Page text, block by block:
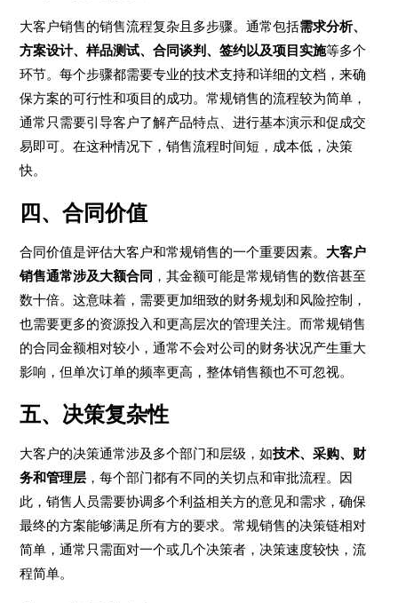
大客户销售的销售流程复杂且多步骤。通常包括需求分析、
方案设计、样品测试、合同谈判、签约以及项目实施等多个
环节。每个步骤都需要专业的技术支持和详细的文档，来确
保方案的可行性和项目的成功。常规销售的流程较为简单，
通常只需要引导客户了解产品特点、进行基本演示和促成交
易即可。在这种情况下，销售流程时间短，成本低，决策
快。
四、合同价值
合同价值是评估大客户和常规销售的一个重要因素。 大客户
销售通常涉及大额合同 ，其金额可能是常规销售的数倍甚至
数十倍。这意味着，需要更加细致的财务规划和风险控制，
也需要更多的资源投入和更高层次的管理关注。而常规销售
的合同金额相对较小，通常不会对公司的财务状况产生重大
影响，但单次订单的频率更高，整体销售额也不可忽视。
五、决策复杂性
大客户的决策通常涉及多个部门和层级，如技术、采购、财
务和管理层 ，每个部门都有不同的关切点和审批流程。因
此，销售人员需要协调多个利益相关方的意见和需求，确保
最终的方案能够满足所有方的要求。常规销售的决策链相对
简单，通常只需面对一个或几个决策者，决策速度较快，流
程简单。